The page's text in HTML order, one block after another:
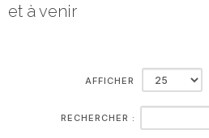
et à venir
AFFICHER
RECHERCHER :